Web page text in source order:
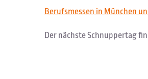
Berufsmessen in München
Der nächste Schnuppertag